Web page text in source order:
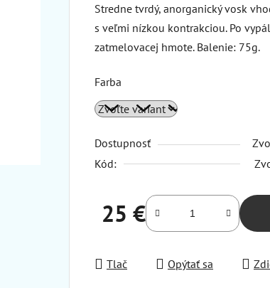
Stredne tvrdý, anorganický vosk
s veľmi nízkou kontrakciou. Po
zatmelovacej hmote. Balenie: 75g.
Farba
Dostupnosť
Kód:
25 €
Jednotková cena:
Tlač Opýtať sa